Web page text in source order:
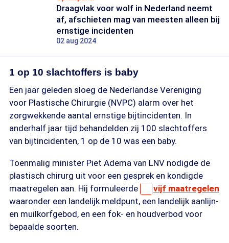
Draagvlak voor wolf in Nederland neemt
af, afschieten mag van meesten alleen bij
ernstige incidenten
02 aug 2024
1 op 10 slachtoffers is baby
Een jaar geleden sloeg de Nederlandse Vereniging
voor Plastische Chirurgie (NVPC) alarm over het
zorgwekkende aantal ernstige bijtincidenten. In
anderhalf jaar tijd behandelden zij 100 slachtoffers
van bijtincidenten, 1 op de 10 was een baby.
Toenmalig minister Piet Adema van LNV nodigde de
plastisch chirurg uit voor een gesprek en kondigde
maatregelen aan. Hij formuleerde
vijf maatregelen
waaronder een landelijk meldpunt, een landelijk aanlijn-
en muilkorfgebod, en een fok- en houdverbod voor
bepaalde soorten.